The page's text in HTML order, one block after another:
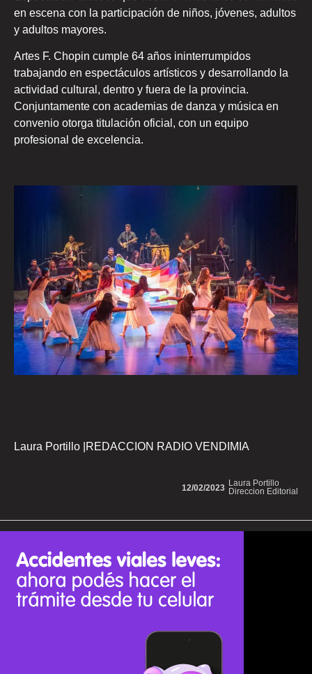
en escena con la participación de niños, jóvenes, adultos
y adultos mayores.
Artes F. Chopin cumple 64 años ininterrumpidos
trabajando en espectáculos artísticos y desarrollando la
actividad cultural, dentro y fuera de la provincia.
Conjuntamente con academias de danza y música en
convenio otorga titulación oficial, con un equipo
profesional de excelencia.
Laura Portillo |REDACCION RADIO VENDIMIA
Laura Portillo
Direccion Editorial
12/02/2023